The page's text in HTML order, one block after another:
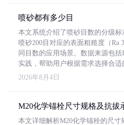
喷砂都有多少目
本文系统介绍了喷砂目数的分级
喷砂200目对应的表面粗糙度（Ra
同目数的应用场景。数据来源包括
实践，帮助用户根据需求选择合适
2026年8月4日
M20化学锚栓尺寸规格及抗拔
本文详细解析M20化学锚栓的尺寸